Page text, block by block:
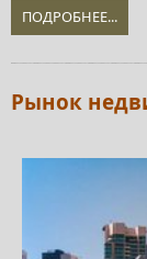
ПОДРОБНЕЕ...
Рынок